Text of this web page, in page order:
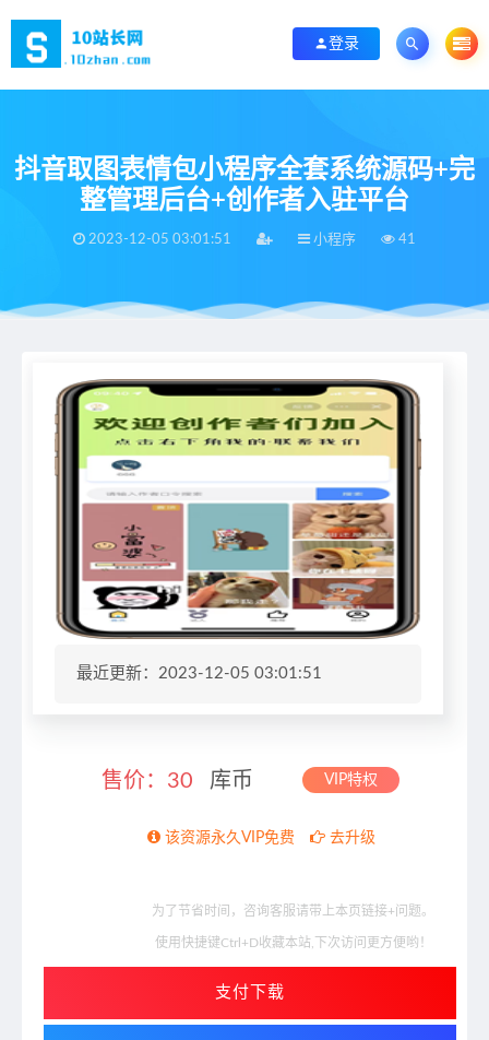
登录
抖音取图表情包小程序全套系统源码+完
整管理后台+创作者入驻平台
2023-12-05 03:01:51 小程序 41
当前位置： 首页>小程序
最近更新：2023-12-05 03:01:51
售价： 30 库币 VIP特权
该资源永久VIP免费 去升级
为了节省时间，咨询客服请带上本页链接+问题。
使用快捷键Ctrl+D收藏本站,下次访问更方便哟！
支付下载